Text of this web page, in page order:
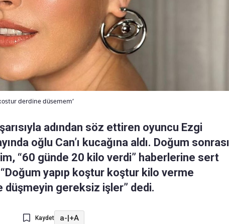
derdine düsemem’
adından söz ettiren oyuncu Ezgi
oğlu Can’ı kucağına aldı. Doğum sonrası
“60 günde 20 kilo verdi” haberlerine sert
“Doğum yapıp koştur koştur kilo verme
düşmeyin gereksiz işler” dedi.
Kaydet a-|+A